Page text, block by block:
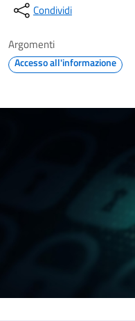
Condividi
Argomenti
Accesso all'informazione